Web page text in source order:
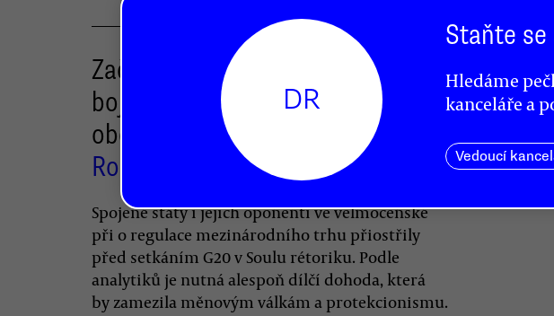
Začal summit G20. Čeká se tvrdý
boj o regulaci mezinárodního
obchodu
Roman Bureš
Spojené státy i jejich oponenti ve velmocenské
při o regulace mezinárodního trhu přiostřily
před setkáním G20 v Soulu rétoriku. Podle
analytiků je nutná alespoň dílčí dohoda, která
by zamezila měnovým válkám a protekcionismu.
DR
Staňte
Hledáme
kanceláře a
Vedoucí